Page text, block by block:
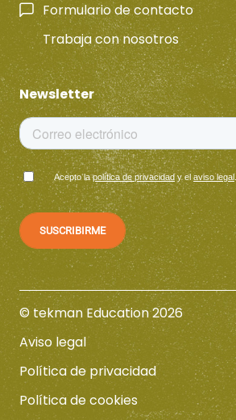
Formulario de contacto
Trabaja con nosotros
Newsletter
Acepto lapolítica de privacidady el aviso legal.
© tekman Education 2026
Aviso legal
Política de privacidad
Política de cookies